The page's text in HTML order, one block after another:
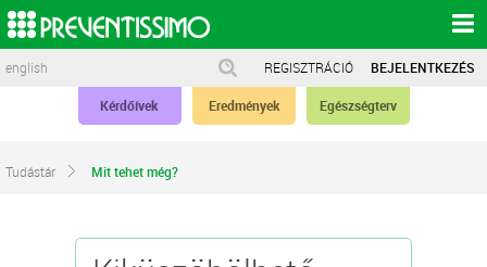
english REGISZTRÁCIÓ BEJELENTKEZÉS
Kérdőívek Eredmények Egészségterv
Tudástár Mit tehet még?